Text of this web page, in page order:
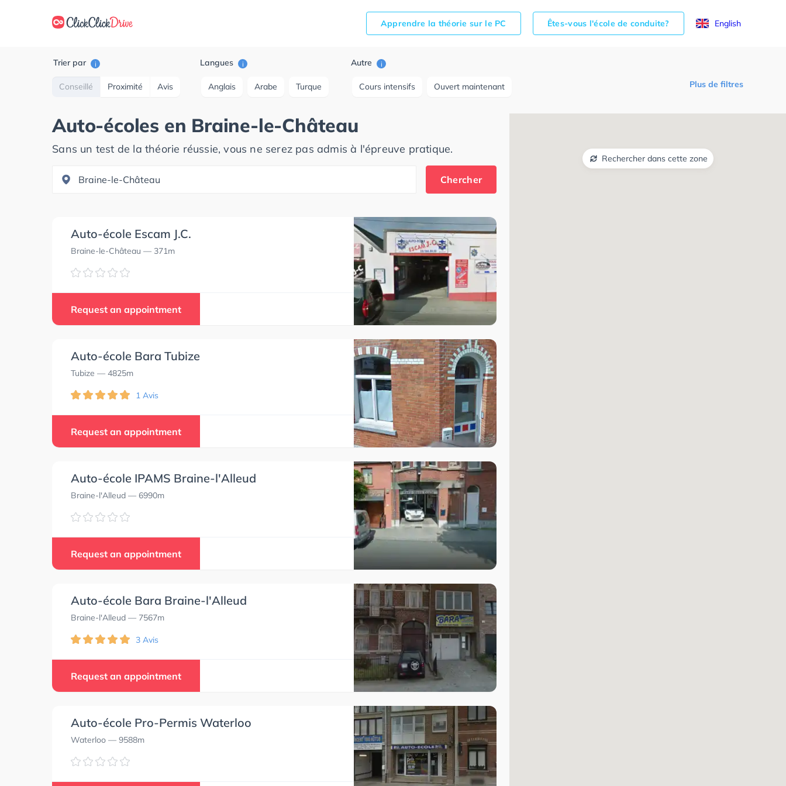
Apprendre la théorie sur le PC Êtes-vous l'école de conduite? English
Trier par i
Conseillé Proximité Avis
Langues i
Anglais Arabe Turque
Autre i
Cours intensifs Ouvert maintenant Plus de filtres
Auto-écoles en Braine-le-Château
Sans un test de la théorie réussie, vous ne serez pas admis à l'épreuve pratique.
Chercher
Auto-école Escam J.C.
Braine-le-Château — 371m
Request an appointment
Auto-école Bara Tubize
Tubize — 4825m
1 Avis
Request an appointment
Auto-école IPAMS Braine-l'Alleud
Braine-l'Alleud — 6990m
Request an appointment
Auto-école Bara Braine-l'Alleud
Braine-l'Alleud — 7567m
3 Avis
Request an appointment
Auto-école Pro-Permis Waterloo
Waterloo — 9588m
Rechercher dans cette zone